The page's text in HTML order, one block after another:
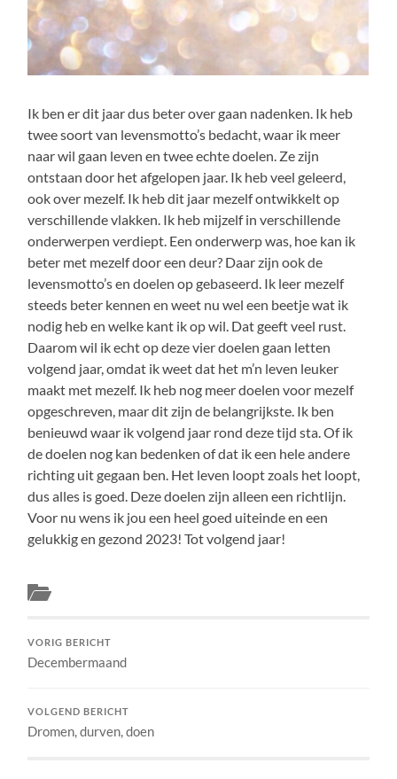
Ik ben er dit jaar dus beter over gaan nadenken. Ik heb
twee soort van levensmotto’s bedacht, waar ik meer
naar wil gaan leven en twee echte doelen. Ze zijn
ontstaan door het afgelopen jaar. Ik heb veel geleerd,
ook over mezelf. Ik heb dit jaar mezelf ontwikkelt op
verschillende vlakken. Ik heb mijzelf in verschillende
onderwerpen verdiept. Een onderwerp was, hoe kan ik
beter met mezelf door een deur? Daar zijn ook de
levensmotto’s en doelen op gebaseerd. Ik leer mezelf
steeds beter kennen en weet nu wel een beetje wat ik
nodig heb en welke kant ik op wil. Dat geeft veel rust.
Daarom wil ik echt op deze vier doelen gaan letten
volgend jaar, omdat ik weet dat het m’n leven leuker
maakt met mezelf. Ik heb nog meer doelen voor mezelf
opgeschreven, maar dit zijn de belangrijkste. Ik ben
benieuwd waar ik volgend jaar rond deze tijd sta. Of ik
de doelen nog kan bedenken of dat ik een hele andere
richting uit gegaan ben. Het leven loopt zoals het loopt,
dus alles is goed. Deze doelen zijn alleen een richtlijn.
Voor nu wens ik jou een heel goed uiteinde en een
gelukkig en gezond 2023! Tot volgend jaar!
VORIG BERICHT
Decembermaand
VOLGEND BERICHT
Dromen, durven, doen